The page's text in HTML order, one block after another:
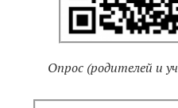
Опрос (родителей и